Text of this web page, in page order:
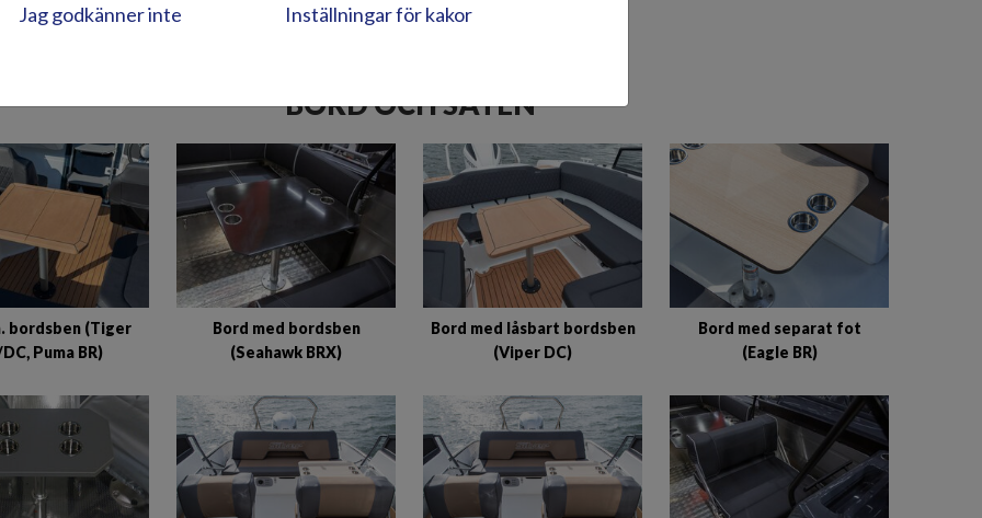
BORD OCH SÄTEN
bordsben (Tiger
Puma BR)
Bord med bordsben
(Seahawk BRX)
Bord med låsbart bordsben
(Viper DC)
Bord med separat fot
(Eagle BR)
Jag godkänner inte Inställningar för kakor